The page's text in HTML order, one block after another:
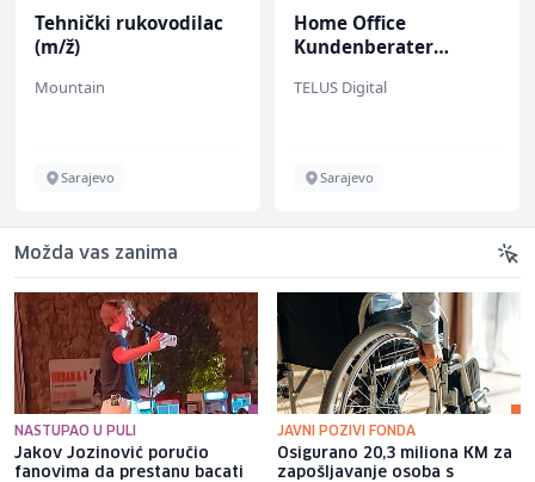
Tehnički rukovodilac
(m/ž)
Mountain
Sarajevo
Home Office
Kundenberater
TELUS Digital
Sarajevo
Možda vas zanima
NASTUPAO U PULI
Jakov Jozinović poručio
fanovima da prestanu bacati
JAVNI POZIVI FONDA
Osigurano 20,3 miliona KM za
zapošljavanje osoba s